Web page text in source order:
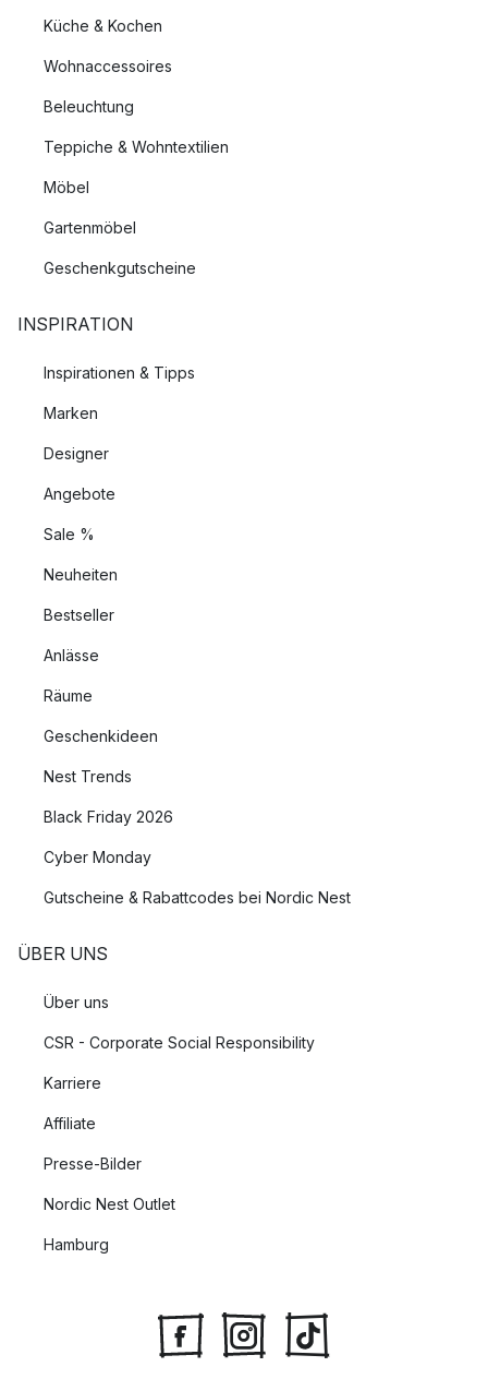
Küche & Kochen
Wohnaccessoires
Beleuchtung
Teppiche & Wohntextilien
Möbel
Gartenmöbel
Geschenkgutscheine
INSPIRATION
Inspirationen & Tipps
Marken
Designer
Angebote
Sale %
Neuheiten
Bestseller
Anlässe
Räume
Geschenkideen
Nest Trends
Black Friday 2026
Cyber Monday
Gutscheine & Rabattcodes bei Nordic Nest
ÜBER UNS
Über uns
CSR - Corporate Social Responsibility
Karriere
Affiliate
Presse-Bilder
Nordic Nest Outlet
Hamburg